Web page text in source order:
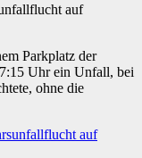
auf
Parkplatz der
Uhr ein Unfall, bei
ohne die